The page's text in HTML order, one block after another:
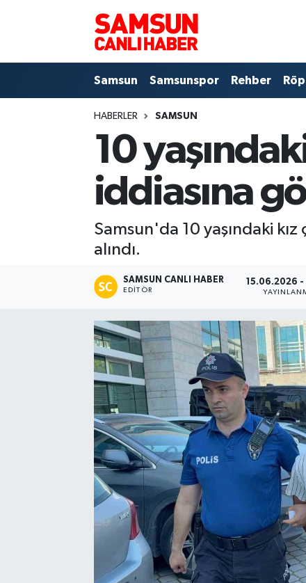
Samsun Samsunspor Rehber
HABERLER SAMSUN
10
iddiasına
Samsun'da 10 yaşındaki
alındı.
SAMSUN CANLI HABER
EDITÖR
15.06.2026 -
Samsunspor
Manşet Haberi
Samsun Nöbetçi Eczaneler
Samsun Hava Durumu
Samsun Trafik Yoğunluk Haritası
Süper Lig Puan Durumu ve Fikstür
Tüm Manşetler
Haber Arşivi